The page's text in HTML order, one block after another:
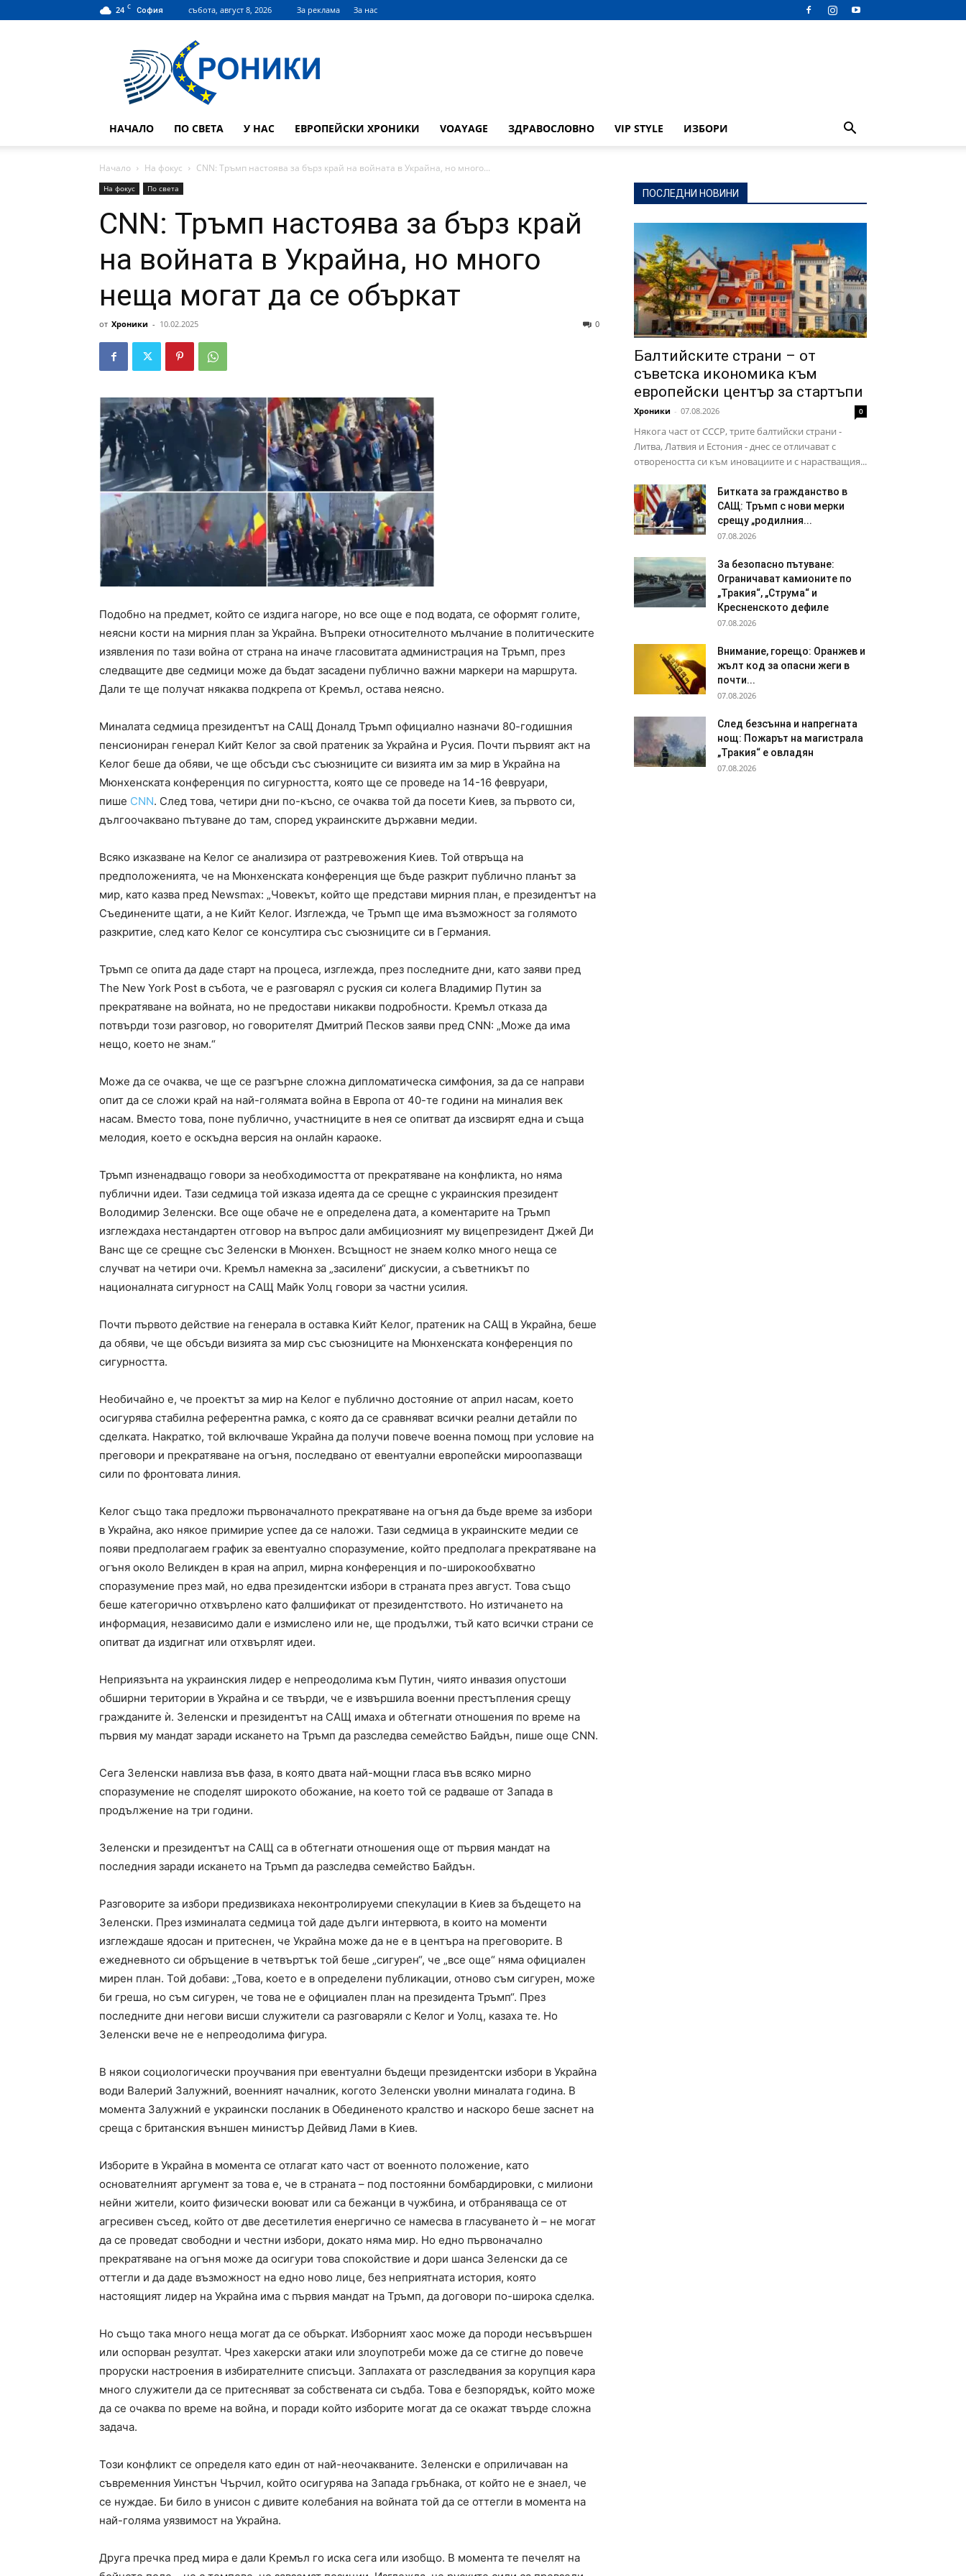
24 C София събота, август 8, 2026 За реклама За нас
НАЧАЛО ПО СВЕТА У НАС ЕВРОПЕЙСКИ ХРОНИКИ VOAYAGE ЗДРАВОСЛОВНО VIP STYLE ИЗБОРИ
Начало На фокус CNN: Тръмп настоява за бърз край на войната в Украйна, но много...
На фокус По света
CNN: Тръмп настоява за бърз край
на войната в Украйна, но много
неща могат да се объркат
от Хроники - 10.02.2025 0
Подобно на предмет, който се издига нагоре, но все още е под водата, се оформят голите,
неясни кости на мирния план за Украйна. Въпреки относителното мълчание в политическите
изявления по тази война от страна на иначе гласовитата администрация на Тръмп, през
следващите две седмици може да бъдат засадени публично важни маркери на маршрута.
Дали те ще получат някаква подкрепа от Кремъл, остава неясно.
Миналата седмица президентът на САЩ Доналд Тръмп официално назначи 80-годишния
пенсиониран генерал Кийт Келог за свой пратеник за Украйна и Русия. Почти първият акт на
Келог беше да обяви, че ще обсъди със съюзниците си визията им за мир в Украйна на
Мюнхенската конференция по сигурността, която ще се проведе на 14-16 февруари,
пише CNN. След това, четири дни по-късно, се очаква той да посети Киев, за първото си,
дългоочаквано пътуване до там, според украинските държавни медии.
Всяко изказване на Келог се анализира от разтревожения Киев. Той отвръща на
предположенията, че на Мюнхенската конференция ще бъде разкрит публично планът за
мир, като казва пред Newsmax: „Човекът, който ще представи мирния план, е президентът на
Съединените щати, а не Кийт Келог. Изглежда, че Тръмп ще има възможност за голямото
разкритие, след като Келог се консултира със съюзниците си в Германия.
Тръмп се опита да даде старт на процеса, изглежда, през последните дни, като заяви пред
The New York Post в събота, че е разговарял с руския си колега Владимир Путин за
прекратяване на войната, но не предостави никакви подробности. Кремъл отказа да
потвърди този разговор, но говорителят Дмитрий Песков заяви пред CNN: „Може да има
нещо, което не знам.“
Може да се очаква, че ще се разгърне сложна дипломатическа симфония, за да се направи
опит да се сложи край на най-голямата война в Европа от 40-те години на миналия век
насам. Вместо това, поне публично, участниците в нея се опитват да изсвирят една и съща
мелодия, което е оскъдна версия на онлайн караоке.
Тръмп изненадващо говори за необходимостта от прекратяване на конфликта, но няма
публични идеи. Тази седмица той изказа идеята да се срещне с украинския президент
Володимир Зеленски. Все още обаче не е определена дата, а коментарите на Тръмп
изглеждаха нестандартен отговор на въпрос дали амбициозният му вицепрезидент Джей Ди
Ванс ще се срещне със Зеленски в Мюнхен. Всъщност не знаем колко много неща се
случват на четири очи. Кремъл намекна за „засилени“ дискусии, а съветникът по
националната сигурност на САЩ Майк Уолц говори за частни усилия.
Почти първото действие на генерала в оставка Кийт Келог, пратеник на САЩ в Украйна, беше
да обяви, че ще обсъди визията за мир със съюзниците на Мюнхенската конференция по
сигурността.
Необичайно е, че проектът за мир на Келог е публично достояние от април насам, което
осигурява стабилна референтна рамка, с която да се сравняват всички реални детайли по
сделката. Накратко, той включваше Украйна да получи повече военна помощ при условие на
преговори и прекратяване на огъня, последвано от евентуални европейски мироопазващи
сили по фронтовата линия.
Келог също така предложи първоначалното прекратяване на огъня да бъде време за избори
в Украйна, ако някое примирие успее да се наложи. Тази седмица в украинските медии се
появи предполагаем график за евентуално споразумение, който предполага прекратяване на
огъня около Великден в края на април, мирна конференция и по-широкообхватно
споразумение през май, но едва президентски избори в страната през август. Това също
беше категорично отхвърлено като фалшификат от президентството. Но изтичането на
информация, независимо дали е измислено или не, ще продължи, тъй като всички страни се
опитват да издигнат или отхвърлят идеи.
Неприязънта на украинския лидер е непреодолима към Путин, чиято инвазия опустоши
обширни територии в Украйна и се твърди, че е извършила военни престъпления срещу
гражданите ѝ. Зеленски и президентът на САЩ имаха и обтегнати отношения по време на
първия му мандат заради искането на Тръмп да разследва семейство Байдън, пише още CNN.
Сега Зеленски навлиза във фаза, в която двата най-мощни гласа във всяко мирно
споразумение не споделят широкото обожание, на което той се радваше от Запада в
продължение на три години.
Зеленски и президентът на САЩ са в обтегнати отношения още от първия мандат на
последния заради искането на Тръмп да разследва семейство Байдън.
Разговорите за избори предизвикаха неконтролируеми спекулации в Киев за бъдещето на
Зеленски. През изминалата седмица той даде дълги интервюта, в които на моменти
изглеждаше ядосан и притеснен, че Украйна може да не е в центъра на преговорите. В
ежедневното си обръщение в четвъртък той беше „сигурен“, че „все още“ няма официален
мирен план. Той добави: „Това, което е в определени публикации, отново съм сигурен, може
би греша, но съм сигурен, че това не е официален план на президента Тръмп“. През
последните дни негови висши служители са разговаряли с Келог и Уолц, казаха те. Но
Зеленски вече не е непреодолима фигура.
В някои социологически проучвания при евентуални бъдещи президентски избори в Украйна
води Валерий Залужний, военният началник, когото Зеленски уволни миналата година. В
момента Залужний е украински посланик в Обединеното кралство и наскоро беше заснет на
среща с британския външен министър Дейвид Лами в Киев.
Изборите в Украйна в момента се отлагат като част от военното положение, като
основателният аргумент за това е, че в страната – под постоянни бомбардировки, с милиони
нейни жители, които физически воюват или са бежанци в чужбина, и отбраняваща се от
агресивен съсед, който от две десетилетия енергично се намесва в гласуването ѝ – не могат
да се проведат свободни и честни избори, докато няма мир. Но едно първоначално
прекратяване на огъня може да осигури това спокойствие и дори шанса Зеленски да се
оттегли и да даде възможност на едно ново лице, без неприятната история, която
настоящият лидер на Украйна има с първия мандат на Тръмп, да договори по-широка сделка.
Но също така много неща могат да се объркат. Изборният хаос може да породи несъвършен
или оспорван резултат. Чрез хакерски атаки или злоупотреби може да се стигне до повече
проруски настроения в избирателните списъци. Заплахата от разследвания за корупция кара
много служители да се притесняват за собствената си съдба. Това е безпорядък, който може
да се очаква по време на война, и поради който изборите могат да се окажат твърде сложна
задача.
Този конфликт се определя като един от най-неочакваните. Зеленски е оприличаван на
съвременния Уинстън Чърчил, който осигурява на Запада гръбнака, от който не е знаел, че
се нуждае. Би било в унисон с дивите колебания на войната той да се оттегли в момента на
най-голяма уязвимост на Украйна.
Друга пречка пред мира е дали Кремъл го иска сега или изобщо. В момента те печелят на
ПОСЛЕДНИ НОВИНИ
Балтийските страни – от
съветска икономика към
европейски център за стартъпи
Хроники - 07.08.2026 0
Някога част от СССР, трите балтийски страни -
Литва, Латвия и Естония - днес се отличават с
отвореността си към иновациите и с нарастващия...
Битката за гражданство в
САЩ: Тръмп с нови мерки
срещу „родилния...
07.08.2026
За безопасно пътуване:
Ограничават камионите по
„Тракия“, „Струма“ и
Кресненското дефиле
07.08.2026
Внимание, горещо: Оранжев и
жълт код за опасни жеги в
почти...
07.08.2026
След безсънна и напрегната
нощ: Пожарът на магистрала
„Тракия“ е овладян
07.08.2026